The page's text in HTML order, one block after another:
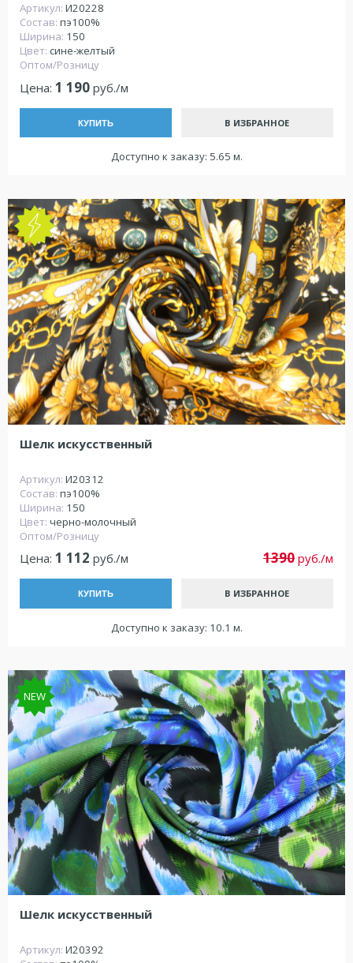
Артикул: И20228
Состав: пэ100%
Ширина: 150
Цвет: сине-желтый
Оптом/Розницу
Цена: 1 190 руб./м
КУПИТЬ В ИЗБРАННОЕ
Доступно к заказу: 5.65 м.
NEW
Шелк искусственный
Артикул: И20312
Состав: пэ100%
Ширина: 150
Цвет: черно-молочный
Оптом/Розницу
Цена: 1 112 руб./м 1390 руб./м
КУПИТЬ В ИЗБРАННОЕ
Доступно к заказу: 10.1 м.
NEW
Шелк искусственный
Артикул: И20392